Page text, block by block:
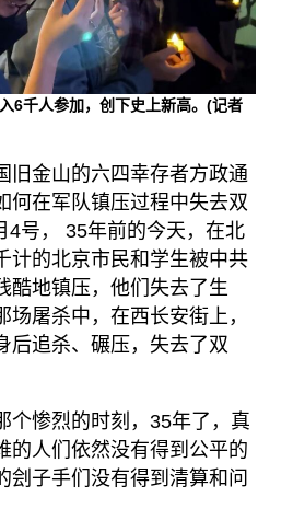
6千人参加，创下史上新高。(记者
旧金山的六四幸存者方政通
何在军队镇压过程中失去双
4号， 35年前的今天，在北
计的北京市民和学生被中共
酷地镇压，他们失去了生
屠杀中，在西长安街上，
后追杀、碾压，失去了双
个惨烈的时刻，35年了，真
的人们依然没有得到公平的
刽子手们没有得到清算和问